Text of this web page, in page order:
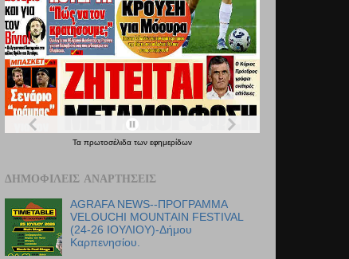
Τα πρωτοσέλιδα των εφημερίδων
ΔΗΜΟΦΙΛΕΊΣ ΑΝΑΡΤΉΣΕΙΣ
AGRAFA NEWS--ΠΡΟΓΡΑΜΜΑ
VELOUCHI MOUNTAIN FESTIVAL
(24-26 ΙΟΥΛΙΟΥ)-Δήμου
Καρπενησίου.